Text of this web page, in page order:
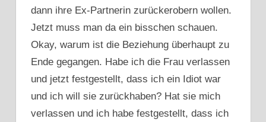
dann ihre Ex-Partnerin zurückerobern wollen.
Jetzt muss man da ein bisschen schauen.
Okay, warum ist die Beziehung überhaupt zu
Ende gegangen. Habe ich die Frau verlassen
und jetzt festgestellt, dass ich ein Idiot war
und ich will sie zurückhaben? Hat sie mich
verlassen und ich habe festgestellt, dass ich